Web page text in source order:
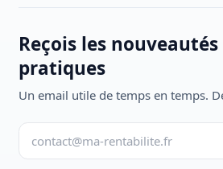
Reçois les
pratiques
Un email utile de temps en temps.